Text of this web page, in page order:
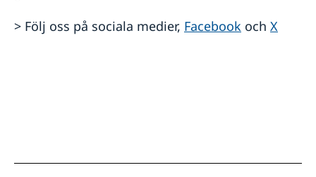
> Följ oss på sociala medier, Facebook och X